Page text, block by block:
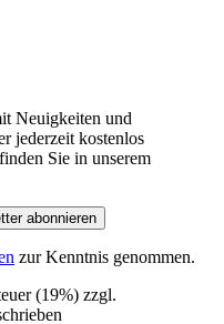
Neuigkeiten und
jederzeit kostenlos
Sie in unserem
abonnieren
zur Kenntnis genommen.
(19%) zzgl.